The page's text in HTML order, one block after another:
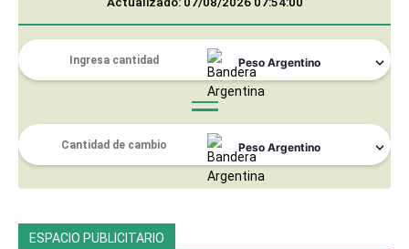
ESPACIO PUBLICITARIO